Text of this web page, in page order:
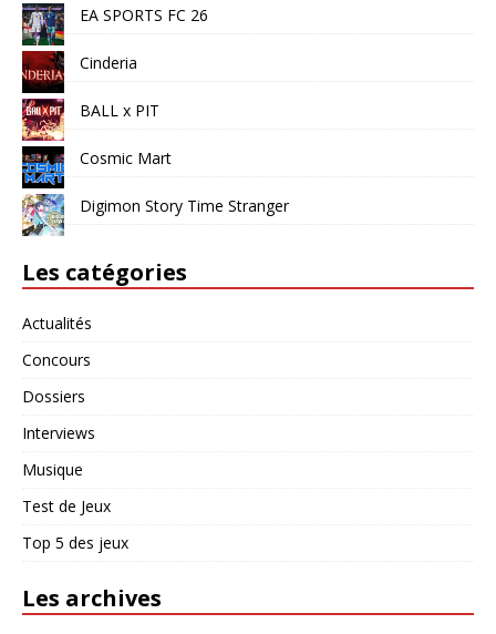
EA SPORTS FC 26
Cinderia
BALL x PIT
Cosmic Mart
Digimon Story Time Stranger
Les catégories
Actualités
Concours
Dossiers
Interviews
Musique
Test de Jeux
Top 5 des jeux
Les archives